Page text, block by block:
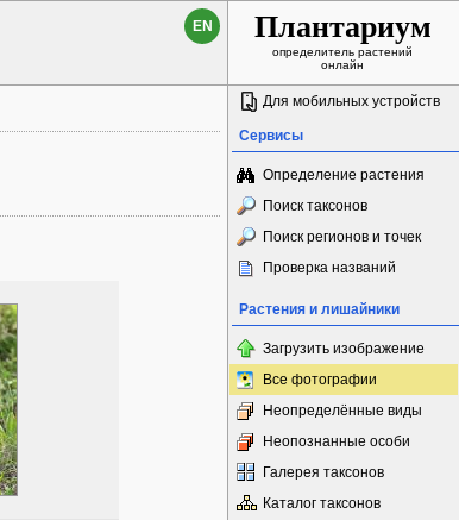
EN Плантариум
определитель растений
онлайн
Для мобильных устройств
Сервисы
Определение растения
Поиск таксонов
Поиск регионов и точек
Проверка названий
Растения и лишайники
Загрузить изображение
Все фотографии
Неопределённые виды
Неопознанные особи
Галерея таксонов
Каталог таксонов